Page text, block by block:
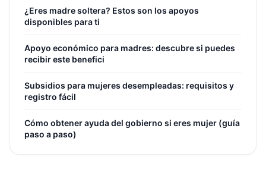
¿Eres madre soltera? Estos son los apoyos
disponibles para ti
Apoyo económico para madres: descubre si puedes
recibir este benefici
Subsidios para mujeres desempleadas: requisitos y
registro fácil
Cómo obtener ayuda del gobierno si eres mujer (guía
paso a paso)